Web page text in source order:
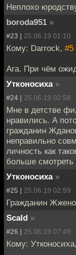
Неплохо
boroda951 »
#23 | 25.06.19 01:10
Кому: Darrock, #5
Ага. При чём
Утконосиха »
#24 | 25.06.19 02:58
Мне в детстве
нравились. А
гражданин
неправильно
личность как
больше смотреть
Утконосиха »
#25 | 25.06.19 02:59
Гражданин
Scald »
#26 | 25.06.19 07:49
Кому: Утконосиха,